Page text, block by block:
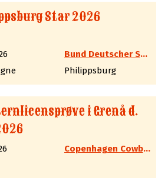
Star 2026
Bund Deutscher Sportschützen 1975 e.V
Philippsburg
i Grenå d.
Copenhagen Cowboys